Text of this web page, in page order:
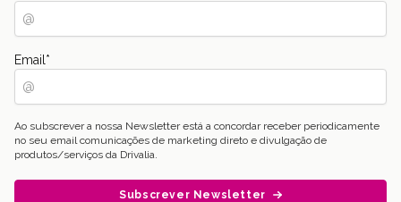
Email *
Ao subscrever a nossa Newsletter está a concordar receber periodicamente
no seu email comunicações de marketing direto e divulgação de
produtos/serviços da Drivalia.
Subscrever Newsletter